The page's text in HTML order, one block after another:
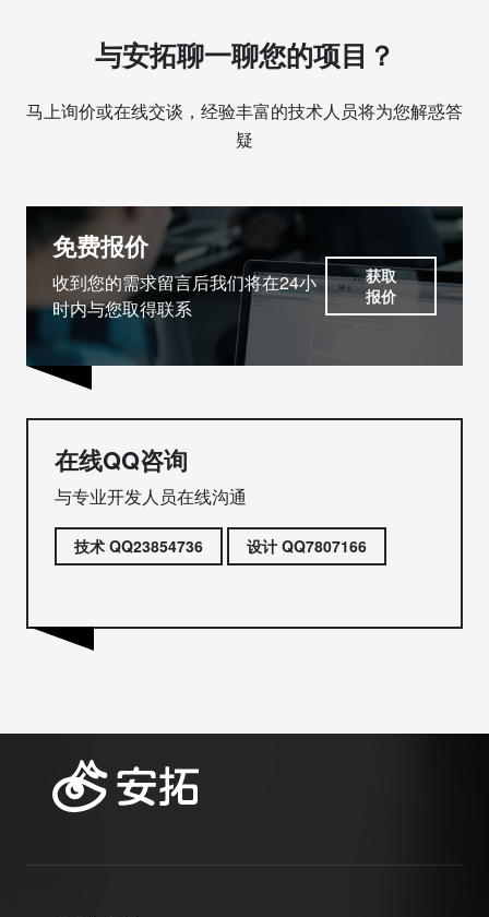
与安拓聊一聊您的项目？
马上询价或在线交谈，经验丰富的技术人员将为您解惑答
疑
免费报价
收到您的需求留言后我们将在24小
时内与您取得联系
获取
报价
在线QQ咨询
与专业开发人员在线沟通
技术 QQ23854736 设计 QQ7807166